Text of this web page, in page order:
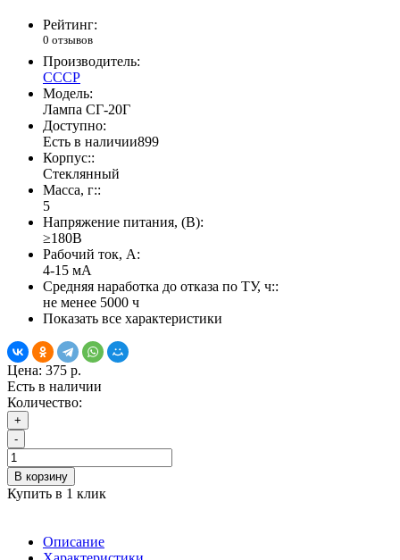
Рейтинг:
0 отзывов
Производитель:
СССР
Модель:
Лампа СГ-20Г
Доступно:
Есть в наличии899
Корпус::
Стеклянный
Масса, г::
5
Напряжение питания, (В):
≥180В
Рабочий ток, А:
4-15 мА
Средняя наработка до отказа по ТУ, ч::
не менее 5000 ч
Показать все характеристики
Цена: 375 р.
Есть в наличии
Количество:
+
-
В корзину
Купить в 1 клик
Описание